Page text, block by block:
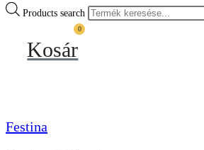
Products search
0
Kosár
Festina